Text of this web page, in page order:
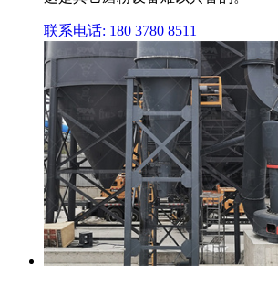
联系电话: 180 3780 8511